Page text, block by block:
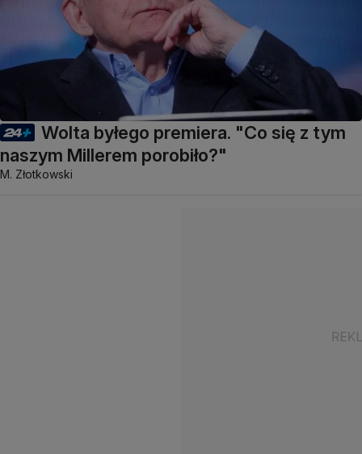
Wolta byłego premiera. "Co się z tym
naszym Millerem porobiło?"
M. Złotkowski